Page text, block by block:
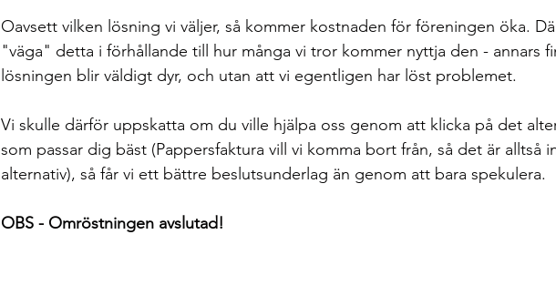
Oavsett vilken lösning vi väljer, så kommer kostnaden för föreningen öka.
"väga" detta i förhållande till hur många vi tror kommer nyttja den - annars
lösningen blir väldigt dyr, och utan att vi egentligen har löst problemet.
Vi skulle därför uppskatta om du ville hjälpa oss genom att klicka på det
som passar dig bäst (Pappersfaktura vill vi komma bort från, så det är alltså
alternativ), så får vi ett bättre beslutsunderlag än genom att bara spekulera.
OBS - Omröstningen avslutad!